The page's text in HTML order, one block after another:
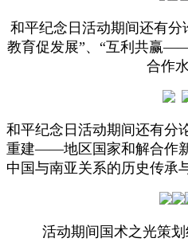
和平纪念日活动期间还有分
教育促发展”、“互利共赢
合作
和平纪念日活动期间还有分
重建——地区国家和解合作
中国与南亚关系的历史传承
活动期间国术之光策